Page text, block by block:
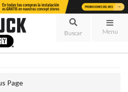
Menu
Page